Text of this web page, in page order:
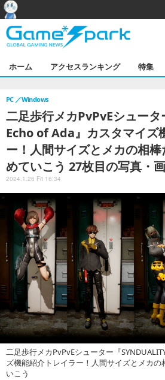
ホーム アクセスランキング 特集
二足歩行メカPvPvEシュー
Echo of Ada』カスタマイズ
ー！人間サイズとメカの相
めていこう 27枚目の写真・
PC Windows
2024.1.26 Fri 16:34
二足歩行メカPvPvEシューター『
ズ機能紹介トレイラー！人間サイズとメカ
いこう